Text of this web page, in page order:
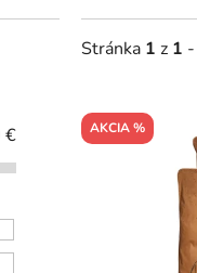
€
Stránka 1 z 1 -
V
ýAKCIA %